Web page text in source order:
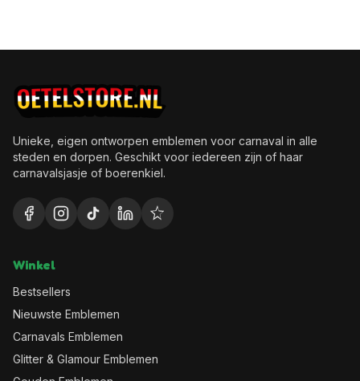
Unieke, eigen ontworpen emblemen voor carnaval in alle
steden en dorpen. Geschikt voor iedereen zijn of haar
carnavalsjasje of boerenkiel.
Winkel
Bestsellers
Nieuwste Emblemen
Carnavals Emblemen
Glitter & Glamour Emblemen